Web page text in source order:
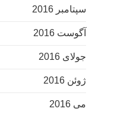
سپتامبر 2016
آگوست 2016
جولای 2016
ژوئن 2016
می 2016